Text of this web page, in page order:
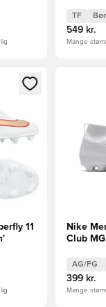
TF
549 kr.
Mange
at logge ind eller
11
Åbner
Nike
Club
AG/FG
399 kr.
Mange